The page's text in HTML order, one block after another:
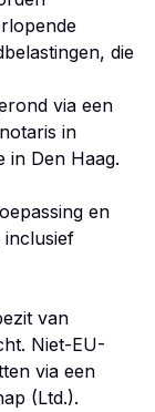
die
via een
in
in Den Haag.
en
inclusief
van
Niet-EU-
via een
(Ltd.).